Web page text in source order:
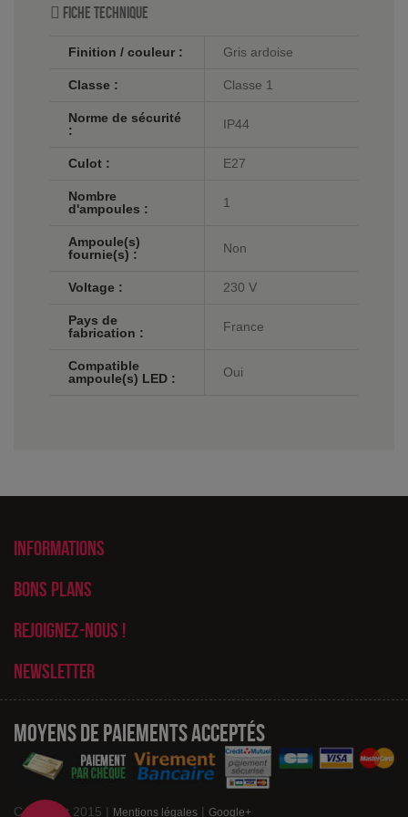
Fiche technique
Finition / couleur : Gris ardoise
Classe : Classe 1
Norme de sécurité
:
IP44
Culot : E27
Nombre
d'ampoules :
1
Ampoule(s)
fournie(s) :
Non
Voltage : 230 V
Pays de
fabrication :
France
Compatible
ampoule(s) LED :
Oui
Informations
Bons plans
Rejoignez-nous !
Newsletter
Moyens de paiements acceptés
Copyright 2015 | Mentions légales | Google+